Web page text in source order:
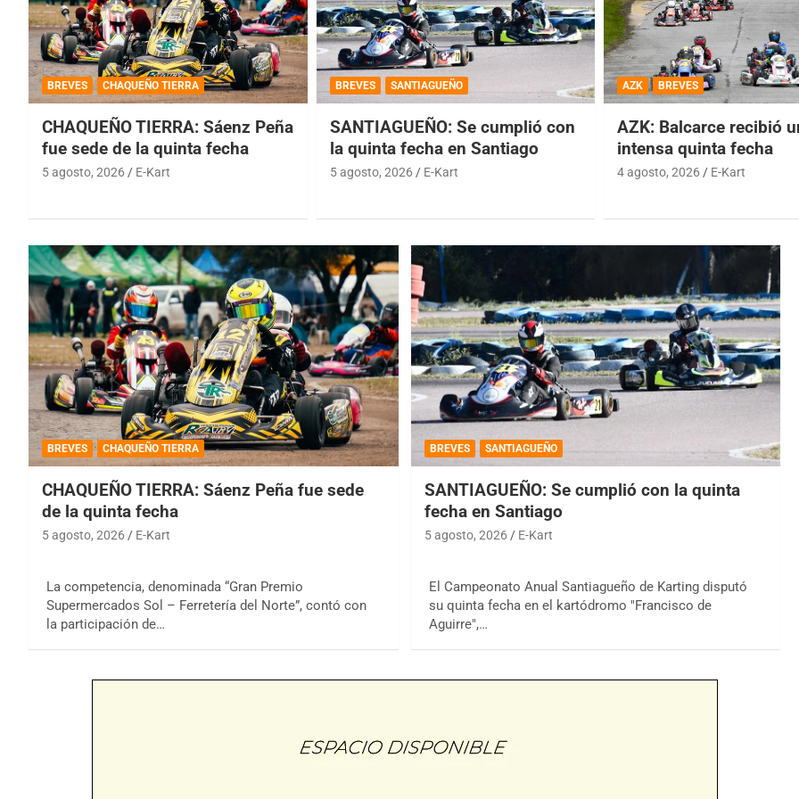
BREVES CHAQUEÑO TIERRA
CHAQUEÑO TIERRA: Sáenz Peña
fue sede de la quinta fecha
5 agosto, 2026 E-Kart
BREVES SANTIAGUEÑO
SANTIAGUEÑO: Se cumplió con
la quinta fecha en Santiago
5 agosto, 2026 E-Kart
AZK BREVES
AZK: Balcarce recibió
intensa quinta fecha
4 agosto, 2026 E-Kart
BREVES CHAQUEÑO TIERRA
CHAQUEÑO TIERRA: Sáenz Peña fue sede
de la quinta fecha
5 agosto, 2026 E-Kart
La competencia, denominada “Gran Premio
Supermercados Sol – Ferretería del Norte”, contó con
la participación de…
BREVES SANTIAGUEÑO
SANTIAGUEÑO: Se cumplió con la quinta
fecha en Santiago
5 agosto, 2026 E-Kart
El Campeonato Anual Santiagueño de Karting disputó
su quinta fecha en el kartódromo "Francisco de
Aguirre",…